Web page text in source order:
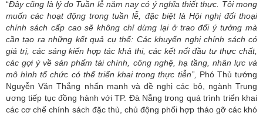
“Đây cũng là lý do Tuần lễ năm nay có ý nghĩa thiết thực. Tôi mong
muốn các hoạt động trong tuần lễ, đặc biệt là Hội nghị đối thoại
chính sách cấp cao sẽ không chỉ dừng lại ở trao đổi ý tưởng mà
cần tạo ra những kết quả cụ thể: Các khuyến nghị chính sách có
giá trị, các sáng kiến hợp tác khả thi, các kết nối đầu tư thực chất,
các gợi ý về sản phẩm tài chính, công nghệ, hạ tầng, nhân lực và
mô hình tổ chức có thể triển khai trong thực tiễn”,
Phó Thủ tướng
Nguyễn Văn Thắng nhấn mạnh và đề nghị các bộ, ngành Trung
ương tiếp tục đồng hành với TP. Đà Nẵng trong quá trình triển khai
các cơ chế chính sách đặc thù, chủ động phối hợp tháo gỡ các khó